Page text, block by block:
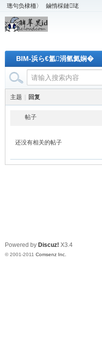
璁句负棣栭〉 鏀惰棌鏈珯
BIM-浜ら€氳涓氫氦娴�
主题 回复
帖子
还没有相关的帖子
Powered by Discuz! X3.4
© 2001-2011 Comsenz Inc.